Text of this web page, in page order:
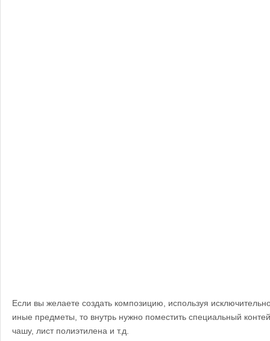
Если вы желаете создать композицию, используя
иные предметы, то внутрь нужно поместить специальный
чашу, лист полиэтилена и т.д.